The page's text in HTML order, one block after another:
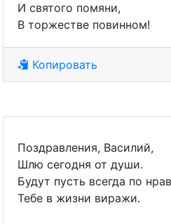
И святого помяни,
В торжестве повинном!
Копировать
Поздравления, Василий,
Шлю сегодня от души.
Будут пусть всегда по
Тебе в жизни виражи.